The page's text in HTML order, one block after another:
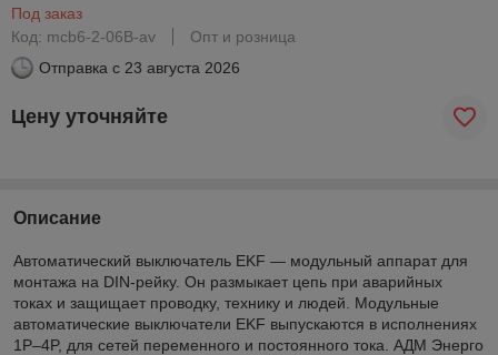
Под заказ
Код: mcb6-2-06B-av
Опт и розница
Отправка с 23 августа 2026
Цену уточняйте
Описание
Автоматический выключатель EKF — модульный аппарат для
монтажа на DIN-рейку. Он размыкает цепь при аварийных
токах и защищает проводку, технику и людей. Модульные
автоматические выключатели EKF выпускаются в исполнениях
1P–4P, для сетей переменного и постоянного тока. АДМ Энерго